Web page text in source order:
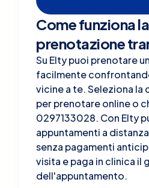
Come funziona la
prenotazione
Su Elty puoi prenotare
facilmente
vicine a te. Seleziona la
per prenotare online o
0297133028. Con Elty
appuntamenti a
senza pagamenti
visita e paga in clinica il
dell'appuntamento.